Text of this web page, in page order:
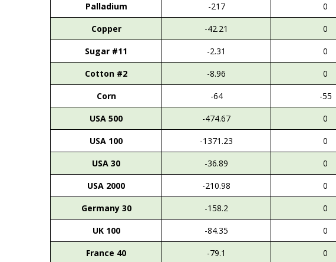
Palladium
-217
0
Copper
-42.21
0
Sugar #11
-2.31
0
Cotton #2
-8.96
0
Corn
-64
-55
USA 500
-474.67
0
USA 100
-1371.23
0
USA 30
-36.89
0
USA 2000
-210.98
0
Germany 30
-158.2
0
UK 100
-84.35
0
France 40
-79.1
0